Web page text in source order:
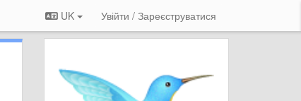
UK Увійти / Зареєструватися